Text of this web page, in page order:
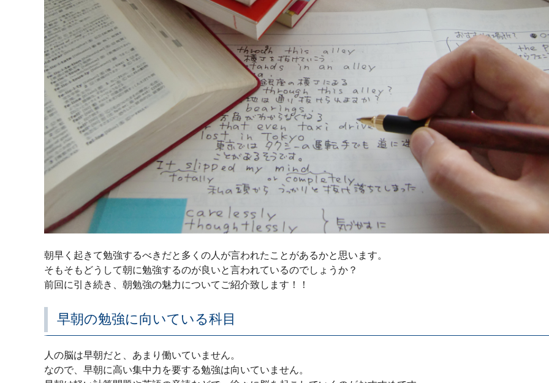
朝早く起きて勉強するべきだと多くの人が言われたことがあるかと思います。
そもそもどうして朝に勉強するのが良いと言われているのでしょうか？
前回に引き続き、朝勉強の魅力についてご紹介致します！！
早朝の勉強に向いている科目
人の脳は早朝だと、あまり働いていません。
なので、早朝に高い集中力を要する勉強は向いていません。